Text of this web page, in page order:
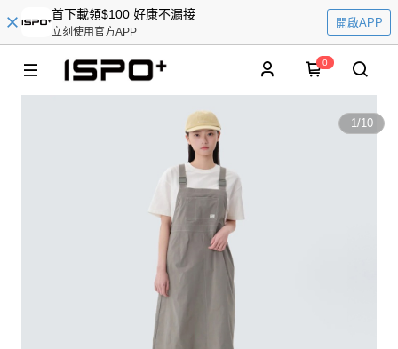
首下載領$100 好康不漏接
立刻使用官方APP
開啟APP
0
1/10